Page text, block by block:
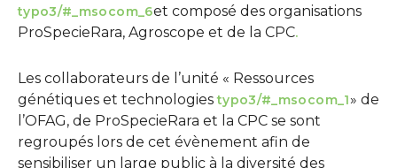
typo3/#_msocom_6et composé des organisations
ProSpecieRara, Agroscope et de la CPC.
Les collaborateurs de l’unité « Ressources
génétiques et technologiestypo3/#_msocom_1» de
l’OFAG, de ProSpecieRara et la CPC se sont
regroupés lors de cet évènement afin de
sensibiliser un large public à la diversité des